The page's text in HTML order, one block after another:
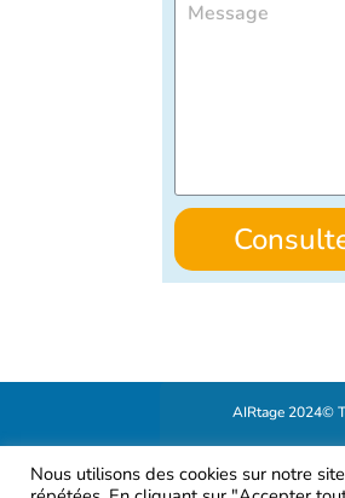
AIRtage 2024©
Nous utilisons des cookies sur notre